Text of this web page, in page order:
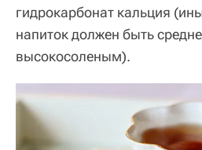
гидрокарбонат кальция
напиток должен быть
высокосоленым).